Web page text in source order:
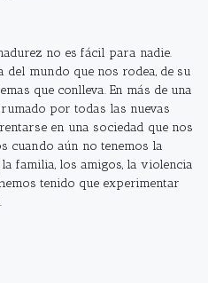
no es fácil para nadie.
del mundo que nos rodea, de su
que conlleva. En más de una
por todas las nuevas
en una sociedad que nos
cuando aún no tenemos la
familia, los amigos, la violencia
tenido que experimentar